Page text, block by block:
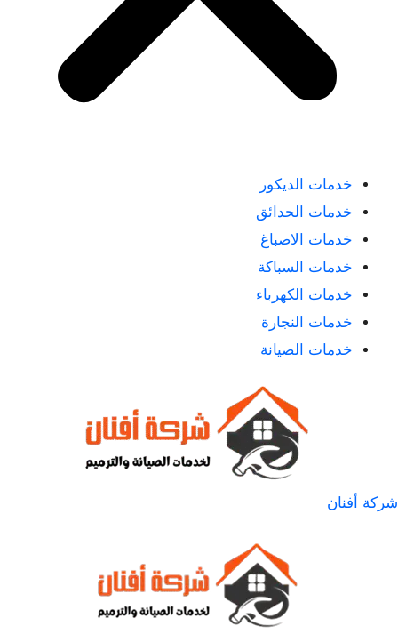
خدمات الديكور
خدمات الحدائق
خدمات الاصباغ
خدمات السباكة
خدمات الكهرباء
خدمات النجارة
خدمات الصيانة
شركة أفنان